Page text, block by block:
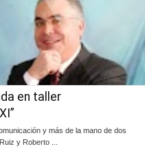
en taller
y más de la mano de dos
y Roberto ...